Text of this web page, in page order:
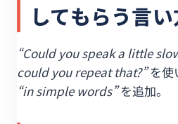
してもらう言い
“Could you speak a little
could you repeat that?”を使
“in simple words”を追加。